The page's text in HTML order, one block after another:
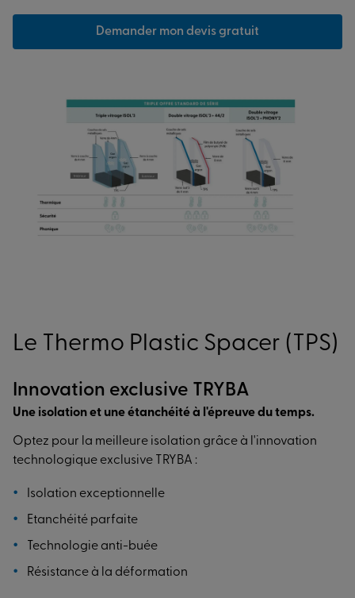
Demander mon devis gratuit
Le Thermo Plastic Spacer (TPS)
Innovation exclusive TRYBA
Une isolation et une étanchéité à l'épreuve du temps.
Optez pour la meilleure isolation grâce à l'innovation
technologique exclusive TRYBA :
Isolation exceptionnelle
Etanchéité parfaite
Technologie anti-buée
Résistance à la déformation